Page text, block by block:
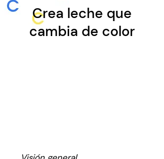
Crea leche que
cambia de color